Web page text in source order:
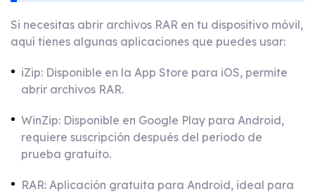
Si necesitas abrir archivos RAR en tu dispositivo móvil,
aquí tienes algunas aplicaciones que puedes usar:
iZip: Disponible en la App Store para iOS, permite
abrir archivos RAR.
WinZip: Disponible en Google Play para Android,
requiere suscripción después del periodo de
prueba gratuito.
RAR: Aplicación gratuita para Android, ideal para